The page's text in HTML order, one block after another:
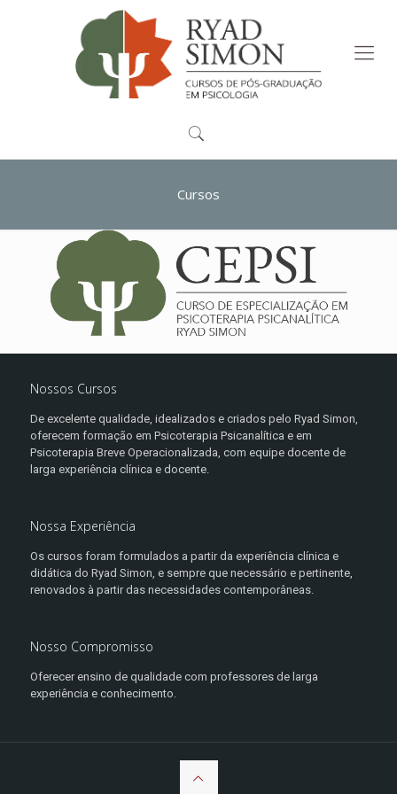
Cursos
Nossos Cursos
De excelente qualidade, idealizados e criados pelo Ryad Simon,
oferecem formação em Psicoterapia Psicanalítica e em
Psicoterapia Breve Operacionalizada, com equipe docente de
larga experiência clínica e docente.
Nossa Experiência
Os cursos foram formulados a partir da experiência clínica e
didática do Ryad Simon, e sempre que necessário e pertinente,
renovados à partir das necessidades contemporâneas.
Nosso Compromisso
Oferecer ensino de qualidade com professores de larga
experiência e conhecimento.